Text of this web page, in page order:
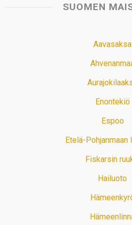
SUOMEN
Aavasaksa
Enontekiö
Espoo
Etelä-Pohjanmaan
Fiskarsin
Hailuoto